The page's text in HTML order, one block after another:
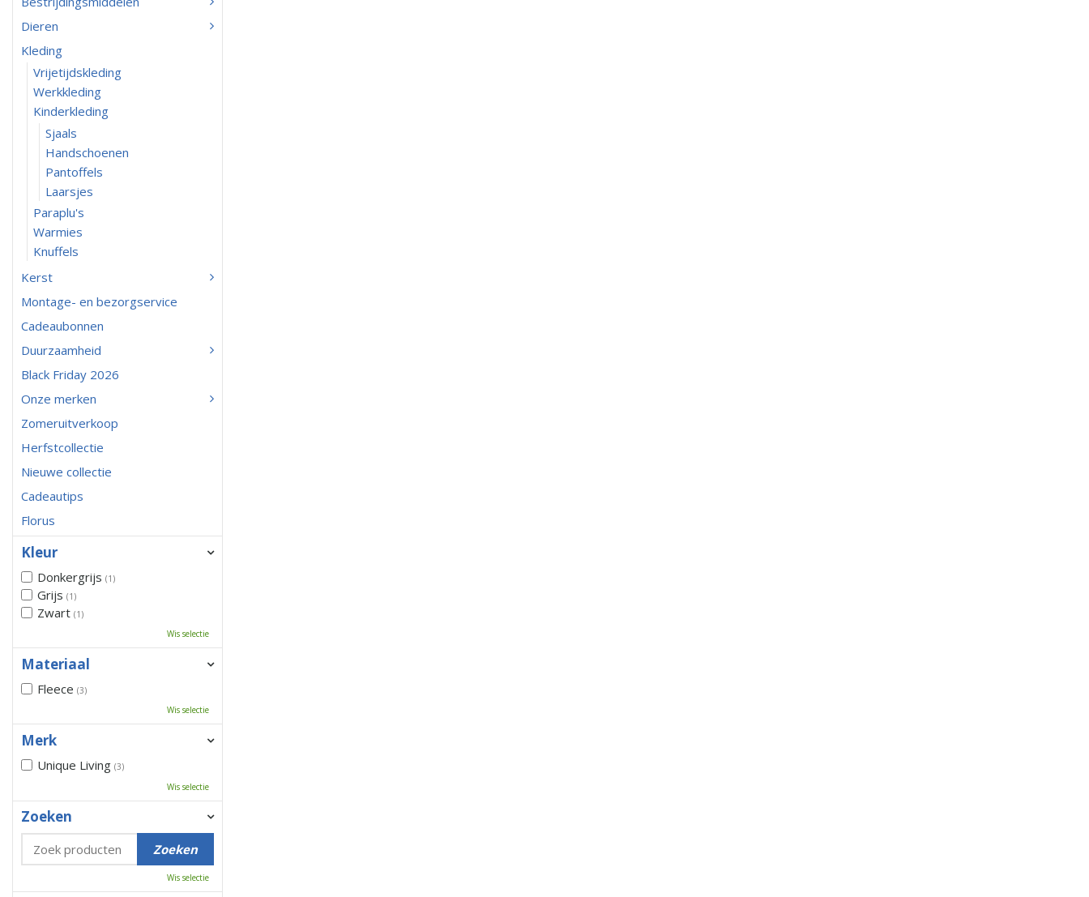
Dieren
Kleding
Vrijetijdskleding
Werkkleding
Kinderkleding
Sjaals
Handschoenen
Pantoffels
Laarsjes
Paraplu's
Warmies
Knuffels
Kerst
Montage- en bezorgservice
Cadeaubonnen
Duurzaamheid
Black Friday 2026
Onze merken
Zomeruitverkoop
Herfstcollectie
Nieuwe collectie
Cadeautips
Florus
Kleur
Donkergrijs (1)
Grijs (1)
Zwart (1)
Wis selectie
Materiaal
Fleece (3)
Wis selectie
Merk
Unique Living (3)
Wis selectie
Zoeken
Wis selectie